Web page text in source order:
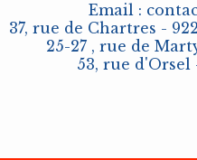
Email :
37, rue de Chartres -
25-27 , rue de
53, rue d'Orsel